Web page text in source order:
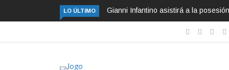
LO ÚLTIMO Gianni Infantino asistirá a la